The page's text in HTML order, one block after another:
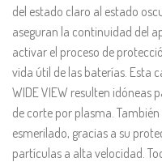
del estado claro al estado
aseguran la continuidad del
activar el proceso de
vida útil de las baterías. Esta
WIDE VIEW resulten idóneas
de corte por plasma.
esmerilado, gracias a su
partículas a alta velocidad.